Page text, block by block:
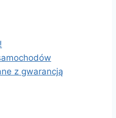
z gwarancją